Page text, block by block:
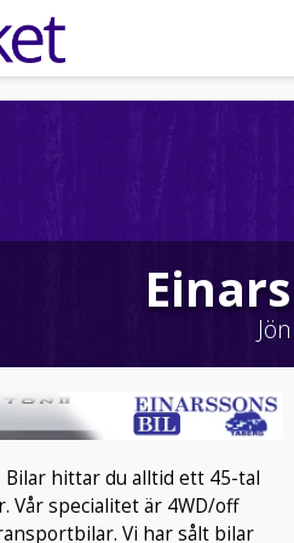
Bilar hittar du alltid ett 45-tal
Vår specialitet är 4WD/off
Vi har sålt bilar